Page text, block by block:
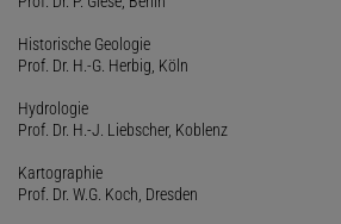
Historische Geologie
Prof. Dr. H.-G. Herbig, Köln
Hydrologie
Prof. Dr. H.-J. Liebscher, Koblenz
Kartographie
Prof. Dr. W.G. Koch, Dresden